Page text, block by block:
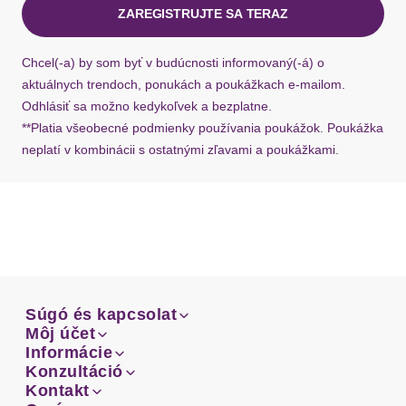
ZAREGISTRUJTE SA TERAZ
Chcel(-a) by som byť v budúcnosti informovaný(-á) o
aktuálnych trendoch, ponukách a poukážkach e-mailom.
Odhlásiť sa možno kedykoľvek a bezplatne.
**Platia všeobecné podmienky používania poukážok. Poukážka
neplatí v kombinácii s ostatnými zľavami a poukážkami.
Súgó és kapcsolat
Email
Facebook
Súgó és kapcsolat
Email
Môj účet
Prehľad objednávok
Môj účet
Prehľad objednávok
Informácie
Doprava
Informácie
Konzultáció
Sprievodca-veľkosťami
Konzultáció
Kontakt